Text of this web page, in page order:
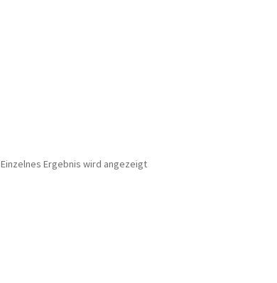
Einzelnes Ergebnis wird angezeigt